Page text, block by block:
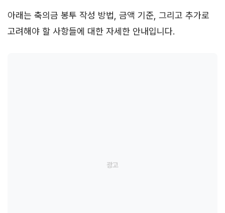
아래는 축의금 봉투 작성 방법, 금액 기준, 그리고 추가로
고려해야 할 사항들에 대한 자세한 안내입니다.